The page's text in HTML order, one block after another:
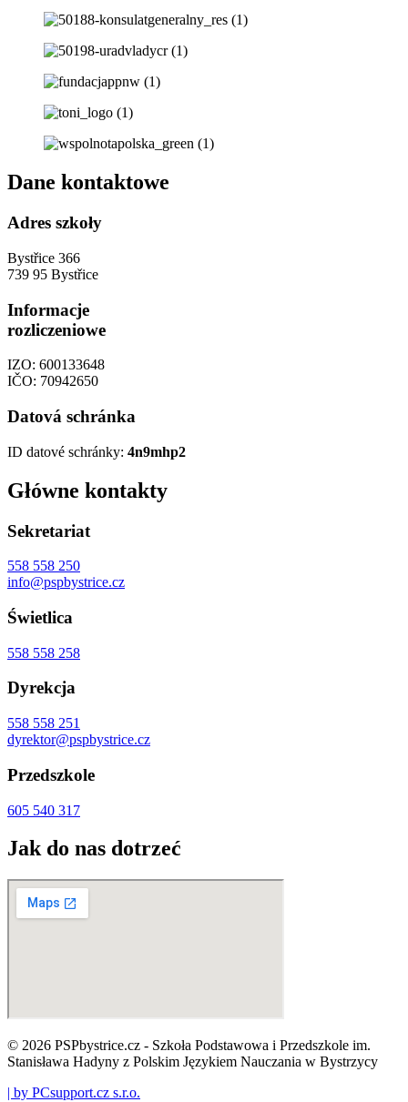
Dane kontaktowe
Adres szkoły
Bystřice 366
739 95 Bystřice
Informacje
rozliczeniowe
IZO: 600133648
IČO: 70942650
Datová schránka
ID datové schránky: 4n9mhp2
Główne kontakty
Sekretariat
558 558 250
info@pspbystrice.cz
Świetlica
558 558 258
Dyrekcja
558 558 251
dyrektor@pspbystrice.cz
Przedszkole
605 540 317
Jak do nas dotrzeć
© 2026 PSPbystrice.cz - Szkoła Podstawowa i Przedszkole im.
Stanisława Hadyny z Polskim Językiem Nauczania w Bystrzycy
| by PCsupport.cz s.r.o.